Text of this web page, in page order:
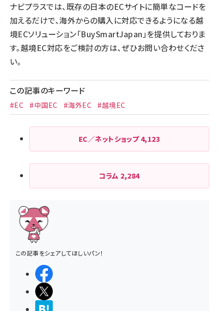
ナビプラスでは、既存の日本のECサイトに簡単なコードを
加えるだけで、海外からの購入に対応できるようになる越
境ECソリューション「BuySmartJapan」を提供しておりま
す。越境EC対応をご検討の方は、ぜひお問い合わせくださ
い。
この記事のキーワード
#EC #中国EC #海外EC #越境EC
EC／ネットショップ4,123
コラム 2,284
この記事をシェアしてほしいパン！